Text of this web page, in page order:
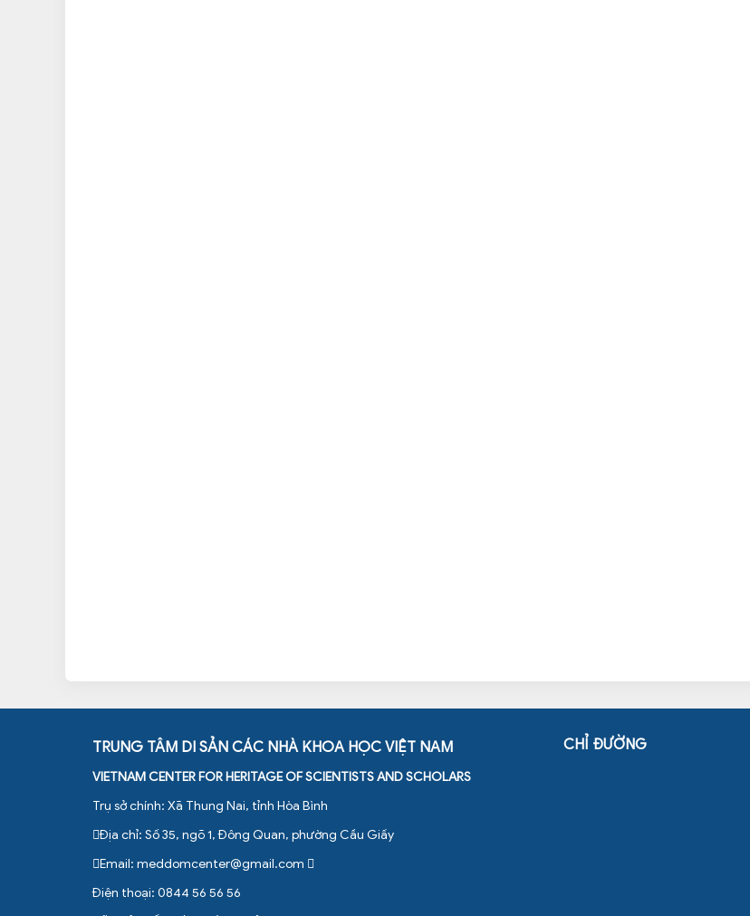
TRUNG TÂM DI SẢN CÁC NHÀ KHOA HỌC VIỆT NAM
VIETNAM CENTER FOR HERITAGE OF SCIENTISTS AND SCHOLARS
Trụ sở chính: Xã Thung Nai, tỉnh Hòa Bình
Địa chỉ: Số 35, ngõ 1, Đông Quan, phường Cầu Giấy
Email: meddomcenter@gmail.com
Điện thoại: 0844 56 56 56
CHỈ ĐƯỜNG